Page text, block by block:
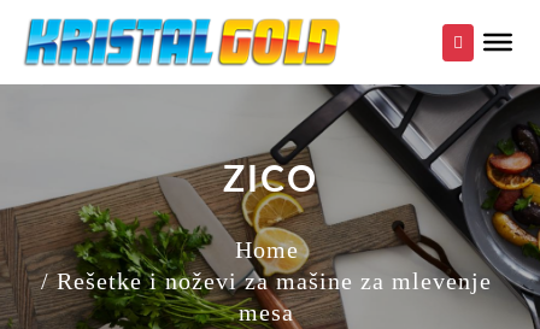
ZICO
Home
/ Rešetke i noževi za mašine za mlevenje
mesa